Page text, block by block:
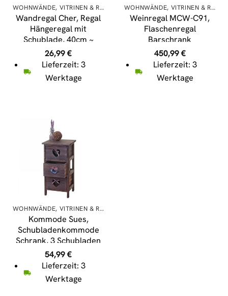
WOHNWÄNDE, VITRINEN & REGALE
Wandregal Cher, Regal
Hängeregal mit
Schublade, 40cm ~
braun shabby
26,99€
Lieferzeit: 3
Werktage
WOHNWÄNDE, VITRINEN & REGALE
Weinregal MCW-C91,
Flaschenregal
Barschrank
Weinständer für 10
Flaschen, Tanne Holz
Vintage 157x57x38cm
450,99€
Lieferzeit: 3
Werktage
WOHNWÄNDE, VITRINEN & REGALE
Kommode Sues,
Schubladenkommode
Schrank, 3 Schubladen
mit Herzen
55x29x25cm, Shabby-
Look, Vintage ~ braun
54,99€
Lieferzeit: 3
Werktage